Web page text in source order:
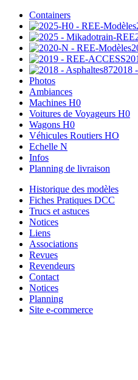
Containers
2018
Photos
Ambiances
Machines H0
Voitures de Voyageurs H0
Wagons H0
Véhicules Routiers HO
Echelle N
Infos
Planning de livraison
Historique des modèles
Fiches Pratiques DCC
Trucs et astuces
Notices
Liens
Associations
Revues
Revendeurs
Contact
Notices
Planning
Site e-commerce